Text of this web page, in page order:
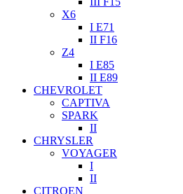
X6
I E71
II F16
Z4
I E85
II E89
CHEVROLET
CAPTIVA
SPARK
II
CHRYSLER
VOYAGER
I
II
CITROEN